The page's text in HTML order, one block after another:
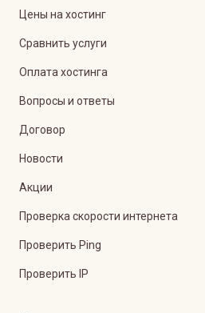
Цены на хостинг
Сравнить услуги
Оплата хостинга
Вопросы и ответы
Договор
Новости
Акции
Проверка скорости интернета
Проверить Ping
Проверить IP